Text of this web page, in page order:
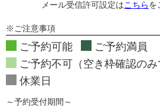
メール受信許可設定はこちら を
※ご注意事項
ご予約可能
ご予約満員
ご予約不可（空き枠確認のみ
休業日
～予約受付期間～